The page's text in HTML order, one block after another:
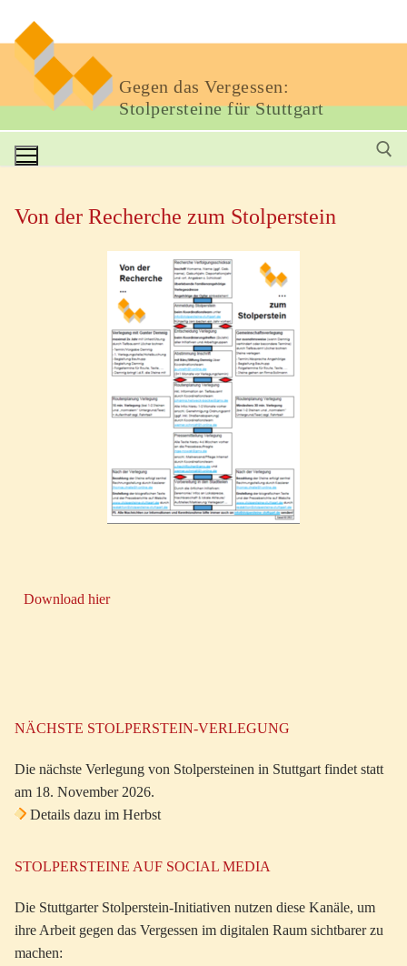
Gegen das Vergessen:
Stolpersteine für Stuttgart
Von der Recherche zum Stolperstein
Download hier
NÄCHSTE STOLPERSTEIN-VERLEGUNG
Die nächste Verlegung von Stolpersteinen in Stuttgart findet statt
am 18. November 2026.
Details dazu im Herbst
STOLPERSTEINE AUF SOCIAL MEDIA
Die Stuttgarter Stolperstein-Initiativen nutzen diese Kanäle, um
ihre Arbeit gegen das Vergessen im digitalen Raum sichtbarer zu
machen: